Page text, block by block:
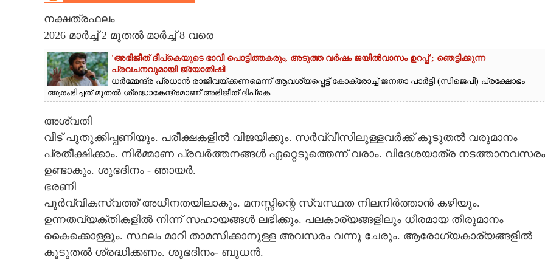
CONTACT US
നക്ഷത്രഫലം
2026 മാർച്ച് 2 മുതൽ മാർച്ച് 8 വരെ
'അഭിജീത് ദീപ്‌കെയുടെ ഭാവി പൊട്ടിത്തകരും, അടുത്ത വർഷം ജയിൽവാസം ഉറപ്പ്'; ഞെട്ടിക്കുന്ന
പ്രവചനവുമായി ജ്യോതിഷി
ധർമ്മേന്ദ്ര പ്രധാൻ രാജിവയ്ക്കണമെന്ന് ആവശ്യപ്പെട്ട് കോക്രോച്ച് ജനതാ പാർട്ടി (സിജെപി) പ്രക്ഷോഭം
ആരംഭിച്ചത് മുതൽ ശ്രദ്ധാകേന്ദ്രമാണ് അഭിജീത് ദിപ്‌കെ....
അശ്വതി
വീട് പുതുക്കിപ്പണിയും. പരീക്ഷകളിൽ വിജയിക്കും. സർവ്വീസിലുള്ളവർക്ക് കൂടുതൽ വരുമാനം
പ്രതീക്ഷിക്കാം. നിർമ്മാണ പ്രവർത്തനങ്ങൾ ഏറ്റെടുത്തെന്ന് വരാം. വിദേശയാത്ര നടത്താനവസരം
ഉണ്ടാകും. ശുഭദിനം - ഞായർ.
ഭരണി
പൂർവ്വികസ്വത്ത് അധീനതയിലാകും. മനസ്സിന്റെ സ്വസ്ഥത നിലനിർത്താൻ കഴിയും.
ഉന്നതവ്യക്തികളിൽ നിന്ന് സഹായങ്ങൾ ലഭിക്കും. പലകാര്യങ്ങളിലും ധീരമായ തീരുമാനം
കൈക്കൊള്ളും. സ്ഥലം മാറി താമസിക്കാനുള്ള അവസരം വന്നു ചേരും. ആരോഗ്യകാര്യങ്ങളിൽ
കൂടുതൽ ശ്രദ്ധിക്കണം. ശുഭദിനം- ബുധൻ.